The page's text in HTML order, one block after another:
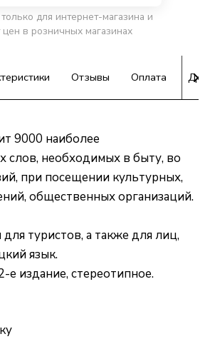
для интернет-магазина и
в розничных магазинах
Отзывы Оплата
9000 наиболее
слов, необходимых в быту, во
при посещении культурных,
общественных организаций.
для туристов, а также для лиц,
язык.
е издание, стереотипное.